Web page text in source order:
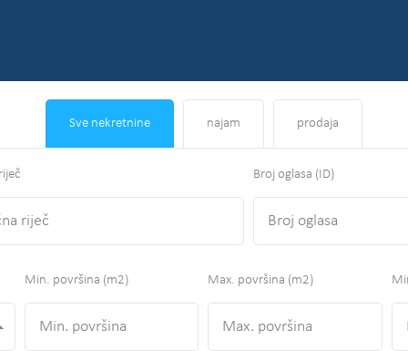
Sve nekretnine najam prodaja
Broj oglasa (ID)
Min. površina (m2) Max. površina (m2)